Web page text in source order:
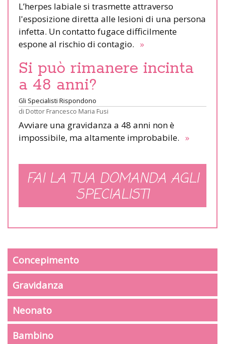
L’herpes labiale si trasmette attraverso
l'esposizione diretta alle lesioni di una persona
infetta. Un contatto fugace difficilmente
espone al rischio di contagio. »
Si può rimanere incinta
a 48 anni?
Gli Specialisti Rispondono
di Dottor Francesco Maria Fusi
Avviare una gravidanza a 48 anni non è
impossibile, ma altamente improbabile. »
FAI LA TUA DOMANDA AGLI
SPECIALISTI
Concepimento
Gravidanza
Neonato
Bambino